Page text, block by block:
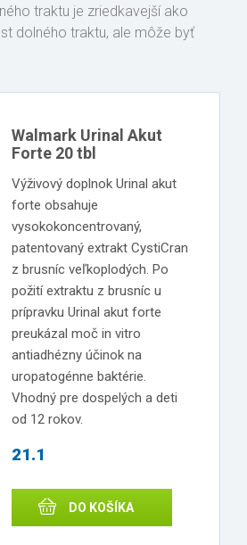
traktu je zriedkavejší ako
dolného traktu, ale môže byť
Walmark Urinal Akut
Forte 20 tbl
Výživový doplnok Urinal akut
forte obsahuje
vysokokoncentrovaný,
patentovaný extrakt CystiCran
z brusníc veľkoplodých. Po
požití extraktu z brusníc u
prípravku Urinal akut forte
preukázal moč in vitro
antiadhézny účinok na
uropatogénne baktérie.
Vhodný pre dospelých a deti
od 12 rokov.
21.1
DO KOŠÍKA